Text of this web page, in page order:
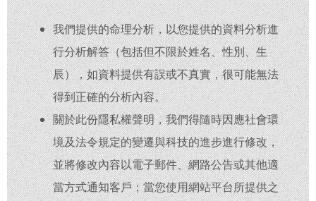
我們提供的命理分析，以您提供的資料分析進
行分析解答（包括但不限於姓名、性別、生
辰），如資料提供有誤或不真實，很可能無法
得到正確的分析內容。
關於此份隱私權聲明，我們得隨時因應社會環
境及法令規定的變遷與科技的進步進行修改，
並將修改內容以電子郵件、網路公告或其他適
當方式通知客戶；當您使用網站平台所提供之